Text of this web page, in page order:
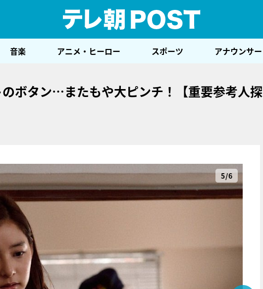
音楽 アニメ・ヒーロー スポーツ アナウンサー
ボタン…またもや大ピンチ！【重要参考人探
5/6